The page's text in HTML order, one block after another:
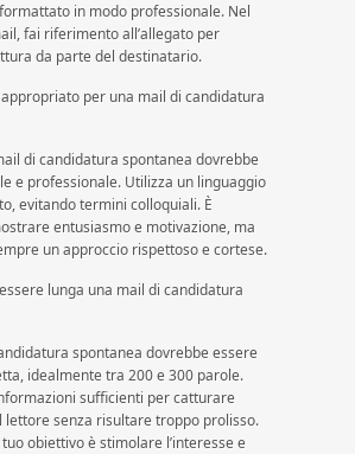
in modo professionale. Nel
fai riferimento all’allegato per
da parte del destinatario.
per una mail di candidatura
di candidatura spontanea dovrebbe
e professionale. Utilizza un linguaggio
evitando termini colloquiali. È
entusiasmo e motivazione, ma
un approccio rispettoso e cortese.
lunga una mail di candidatura
spontanea dovrebbe essere
idealmente tra 200 e 300 parole.
sufficienti per catturare
lettore senza risultare troppo prolisso.
obiettivo è stimolare l’interesse e